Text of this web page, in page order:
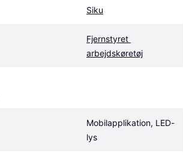
Siku
Fjernstyret
arbejdskøretøj
Mobilapplikation, LED-
lys